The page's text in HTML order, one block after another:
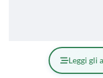
Leggi gli